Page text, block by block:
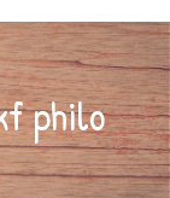
philo